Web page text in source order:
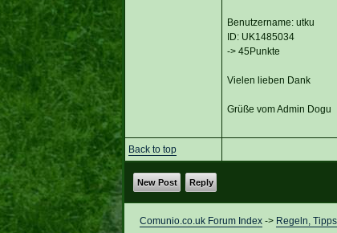
Benutzername: utku
ID: UK1485034
-> 45Punkte
Vielen lieben Dank
Grüße vom Admin Dogu
Back to top
New Post Reply
Comunio.co.uk Forum Index-> Regeln,